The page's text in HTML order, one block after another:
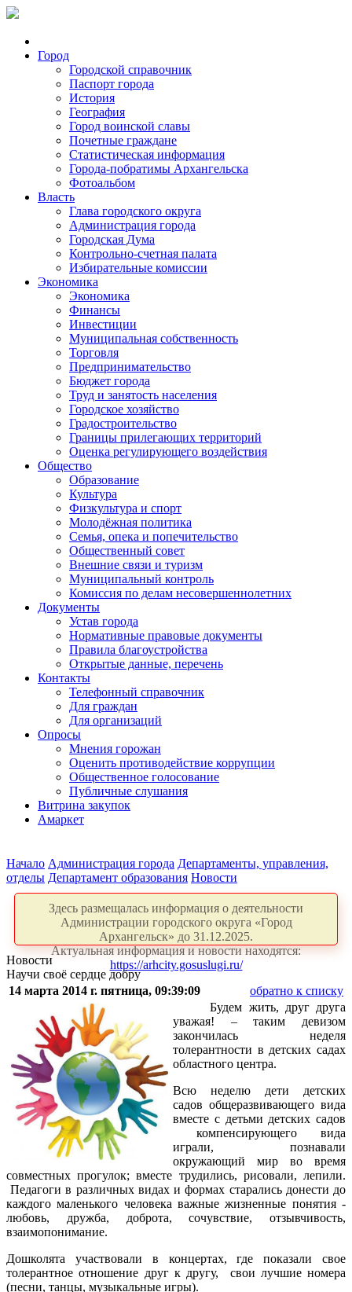
Город
Городской справочник
Паспорт города
История
География
Город воинской славы
Почетные граждане
Статистическая информация
Города-побратимы Архангельска
Фотоальбом
Власть
Глава городского округа
Администрация города
Городская Дума
Контрольно-счетная палата
Избирательные комиссии
Экономика
Экономика
Финансы
Инвестиции
Муниципальная собственность
Торговля
Предпринимательство
Бюджет города
Труд и занятость населения
Городское хозяйство
Градостроительство
Границы прилегающих территорий
Оценка регулирующего воздействия
Общество
Образование
Культура
Физкультура и спорт
Молодёжная политика
Семья, опека и попечительство
Общественный совет
Внешние связи и туризм
Муниципальный контроль
Комиссия по делам несовершеннолетних
Документы
Устав города
Нормативные правовые документы
Правила благоустройства
Открытые данные, перечень
Контакты
Телефонный справочник
Для граждан
Для организаций
Опросы
Мнения горожан
Оценить противодействие коррупции
Общественное голосование
Публичные слушания
Витрина закупок
Амаркет
Начало Администрация города Департаменты, управления,
отделы Департамент образования Новости
Здесь размещалась информация о деятельности
Администрации городского округа «Город
Архангельск» до 31.12.2025.
Актуальная информация и новости находятся:
https://arhcity.gosuslugi.ru/
Новости
Научи своё сердце добру
14 марта 2014 г. пятница, 09:39:09
обратно к списку
Будем жить, друг друга
уважая! – таким девизом
закончилась неделя
толерантности в детских садах
областного центра.
Всю неделю дети детских
садов общеразвивающего вида
вместе с детьми детских садов
компенсирующего вида
играли, познавали
окружающий мир во время
совместных прогулок; вместе трудились, рисовали, лепили.
Педагоги в различных видах и формах старались донести до
каждого маленького человека важные жизненные понятия -
любовь, дружба, доброта, сочувствие, отзывчивость,
взаимопонимание.
Дошколята участвовали в концертах, где показали свое
толерантное отношение друг к другу, свои лучшие номера
(песни, танцы, музыкальные игры).